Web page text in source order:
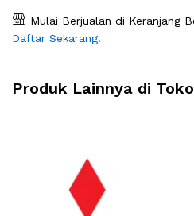
Mulai Berjualan di Keranjang
Daftar Sekarang!
Produk Lainnya di